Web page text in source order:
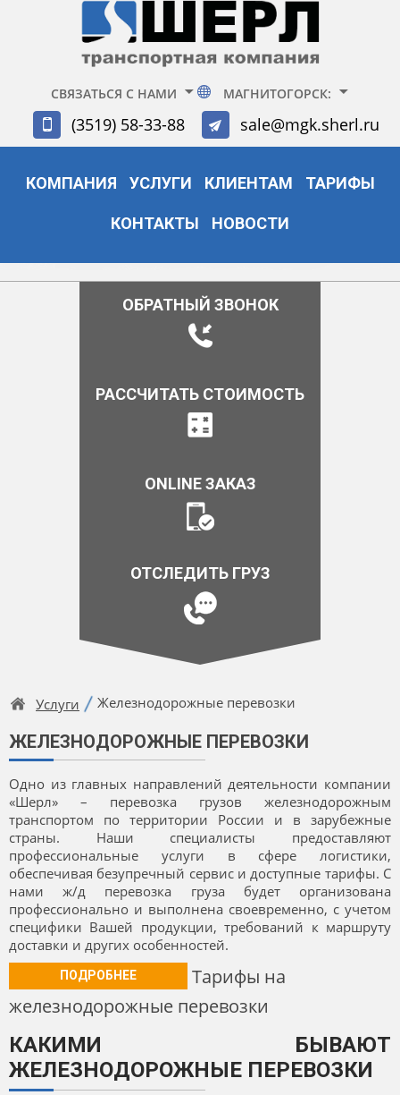
СВЯЗАТЬСЯ С НАМИ МАГНИТОГОРСК:
(3519) 58-33-88 sale@mgk.sherl.ru
КОМПАНИЯ УСЛУГИ КЛИЕНТАМ ТАРИФЫ
КОНТАКТЫ НОВОСТИ
ОБРАТНЫЙ ЗВОНОК
РАССЧИТАТЬ СТОИМОСТЬ
ONLINE ЗАКАЗ
ОТСЛЕДИТЬ ГРУЗ
Услуги Железнодорожные перевозки
ЖЕЛЕЗНОДОРОЖНЫЕ ПЕРЕВОЗКИ
Одно из главных направлений деятельности компании
«Шерл» – перевозка грузов железнодорожным
транспортом по территории России и в зарубежные
страны. Наши специалисты предоставляют
профессиональные услуги в сфере логистики,
обеспечивая безупречный сервис и доступные тарифы. С
нами ж/д перевозка груза будет организована
профессионально и выполнена своевременно, с учетом
специфики Вашей продукции, требований к маршруту
доставки и других особенностей.
ПОДРОБНЕЕ
Тарифы на
железнодорожные перевозки
КАКИМИ БЫВАЮТ
ЖЕЛЕЗНОДОРОЖНЫЕ ПЕРЕВОЗКИ